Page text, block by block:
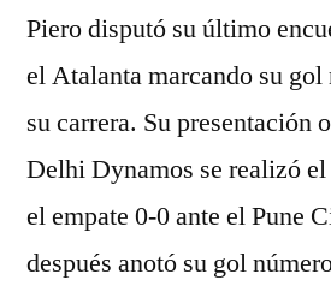
Piero disputó su último
el Atalanta marcando su gol
su carrera. Su presentación
Delhi Dynamos se realizó
el empate 0-0 ante el Pune
después anotó su gol